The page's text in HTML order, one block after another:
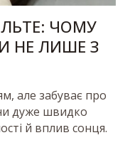
ЧОМУ
НЕ ЛИШЕ З
але забуває про
дуже швидко
й вплив сонця.